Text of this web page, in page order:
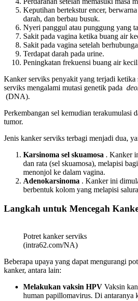
Keputihan bertekstur encer,
darah, dan berbau busuk.
Nyeri panggul atau punggung yang
Sakit pada vagina ketika buang air
Sakit pada vagina setelah
Terdapat darah pada urine.
Peningkatan frekuensi buang air
Kanker serviks penyakit yang terjadi ketika
serviks mengalami mutasi genetik pada
(DNA).
Perkembangan sel kemudian terakumulasi
tumor.
Jenis kanker serviks terbagi menjadi dua,
Karsinoma sel skuamosa . Kanker
dan rata (sel skuamosa), melapisi
menonjol ke dalam vagina.
Adenokarsinoma . Kanker ini
berbentuk kolom yang melapisi
Langkah untuk Mencegah
Potret kanker serviks
(intra62.com/NA)
Beberapa upaya yang dapat mengurangi
kanker, antara lain:
Melakukan vaksin HPV Vaksin
human papillomavirus. Di antaranya